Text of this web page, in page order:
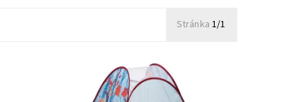
Stránka 1/1
Dostupnost: Skladem
>3 ks
8818